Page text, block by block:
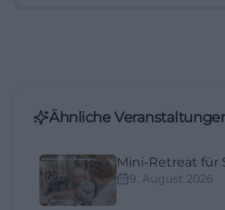
Ähnliche
Mini-Retreat für
9. August 2026